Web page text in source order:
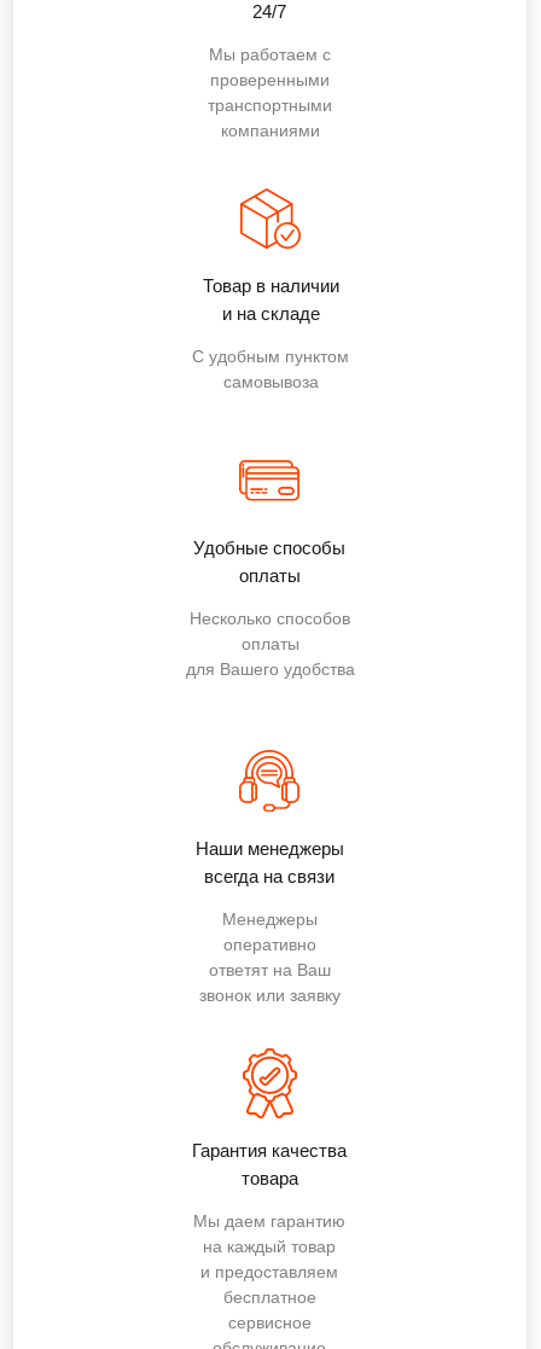
24/7
Товар в наличии
и на складе
Удобные способы
оплаты
Гарантия качества
товара
Наши менеджеры
всегда на связи
Мы работаем с
проверенными
транспортными
компаниями
С удобным пунктом
самовывоза
Несколько способов
оплаты
для Вашего удобства
Мы даем гарантию
на каждый товар
и предоставляем
бесплатное
сервисное
Менеджеры
оперативно
ответят на Ваш
звонок или заявку